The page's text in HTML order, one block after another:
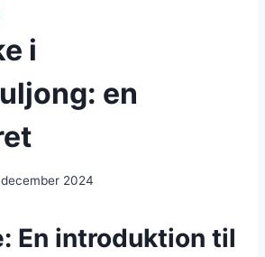
i
en
2024
En introduktion til